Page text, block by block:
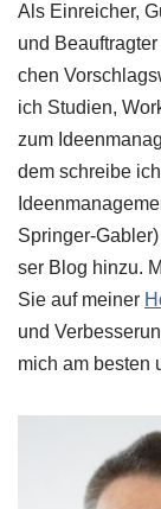
Als Ein­rei­cher,
und
chen
ich Stu­di­en,
zum
dem schrei­be
Sprin­ger-
ser Blog hin­zu.
Sie auf mei­ner
und
mich am besten